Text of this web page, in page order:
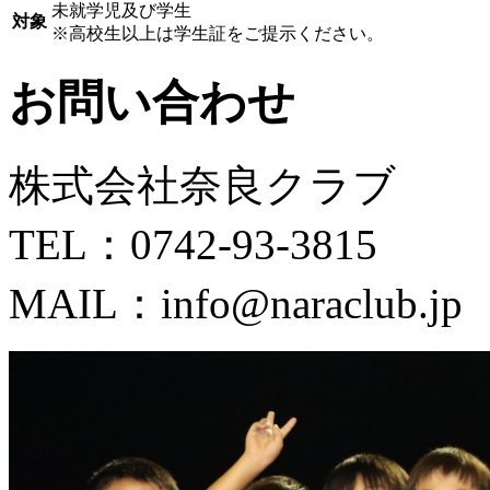
対象
未就学児及び学生
※高校生以上は学生証をご提示ください。
お問い合わせ
株式会社奈良クラブ
TEL：0742-93-3815
MAIL：info@naraclub.jp